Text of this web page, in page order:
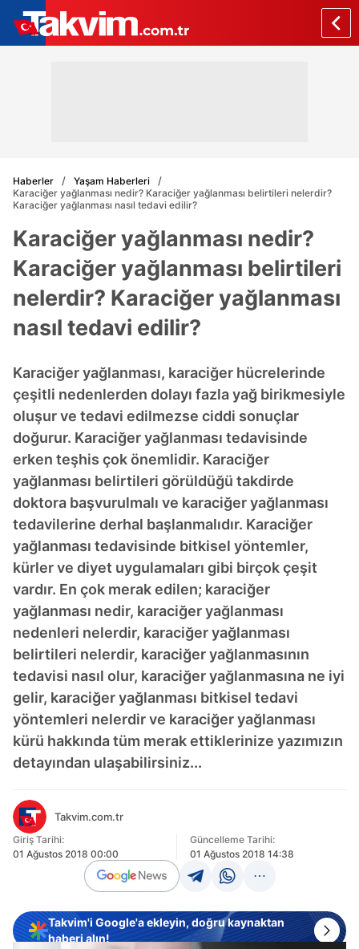
Haberler
Yaşam Haberleri
Karaciğer yağlanması nedir? Karaciğer yağlanması belirtileri nelerdir?
Karaciğer yağlanması nasıl tedavi edilir?
Karaciğer yağlanması nedir?
Karaciğer yağlanması belirtileri
nelerdir? Karaciğer yağlanması
nasıl tedavi edilir?
Karaciğer yağlanması, karaciğer hücrelerinde
çeşitli nedenlerden dolayı fazla yağ birikmesiyle
oluşur ve tedavi edilmezse ciddi sonuçlar
doğurur. Karaciğer yağlanması tedavisinde
erken teşhis çok önemlidir. Karaciğer
yağlanması belirtileri görüldüğü takdirde
doktora başvurulmalı ve karaciğer yağlanması
tedavilerine derhal başlanmalıdır. Karaciğer
yağlanması tedavisinde bitkisel yöntemler,
kürler ve diyet uygulamaları gibi birçok çeşit
vardır. En çok merak edilen; karaciğer
yağlanması nedir, karaciğer yağlanması
nedenleri nelerdir, karaciğer yağlanması
belirtileri nelerdir, karaciğer yağlanmasının
tedavisi nasıl olur, karaciğer yağlanmasına ne iyi
gelir, karaciğer yağlanması bitkisel tedavi
yöntemleri nelerdir ve karaciğer yağlanması
kürü hakkında tüm merak ettiklerinize yazımızın
detayından ulaşabilirsiniz...
Takvim.com.tr
Giriş Tarihi:
01 Ağustos 2018 00:00
Güncelleme Tarihi:
01 Ağustos 2018 14:38
Takvim'i Google'a ekleyin, doğru kaynaktan
haberi alın!